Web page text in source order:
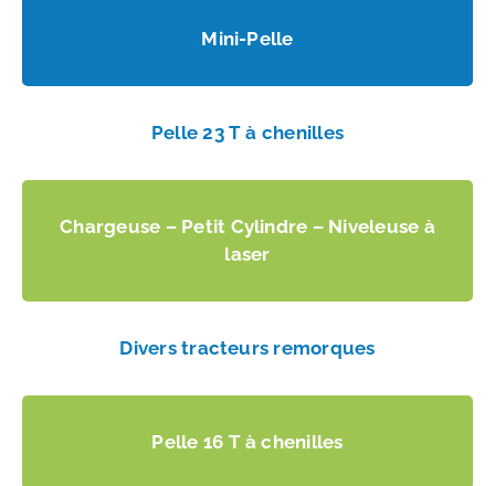
Pelle 23 T à chenilles
Pelle 16 T à chenilles
Mini-Pelle
Chargeuse – Petit Cylindre – Niveleuse à
laser
Divers tracteurs remorques